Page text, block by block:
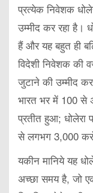
प्रत्येक निवेशक
उम्मीद कर रहा है।
हैं और यह बहुत ही
विदेशी निवेशक की
जुटाने की उम्मीद
भारत भर में 100 से
प्रतीत हुआ; धोलेरा
से लगभग 3,000
यकीन मानिये यह
अच्छा समय है, जो